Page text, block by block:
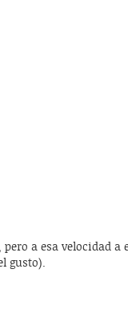
a esa velocidad a
gusto).